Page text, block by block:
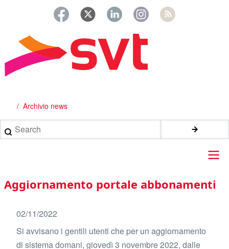
principale
Briciole
di
pane
Archivio news
Search
Main
navigation
Aggiornamento portale abbonamenti
02/11/2022
Si avvisano i gentili utenti che per un aggiornamento
di sistema domani, giovedì 3 novembre 2022, dalle